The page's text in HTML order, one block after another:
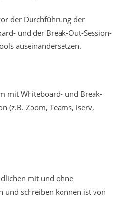
der Durchführung der
und der Break-Out-Session-
auseinandersetzen.
mit Whiteboard- und Break-
(z.B. Zoom, Teams, iserv,
mit und ohne
und schreiben können ist von